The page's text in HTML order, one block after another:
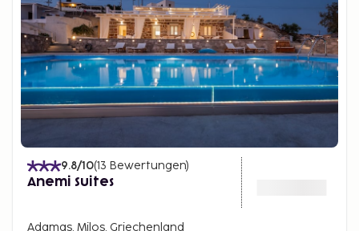
9.8/10(13 Bewertungen)
Anemi Suites
Adamas, Milos, Griechenland